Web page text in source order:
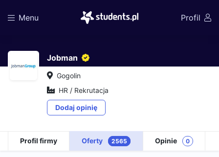
Menu Profil
Jobman
Gogolin
HR / Rekrutacja
Dodaj opinię
Profil firmy Oferty 2565 Opinie 0